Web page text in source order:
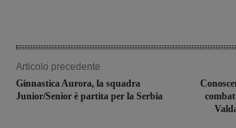
Articolo precedente
Ginnastica Aurora, la squadra
Junior/Senior è partita per la Serbia